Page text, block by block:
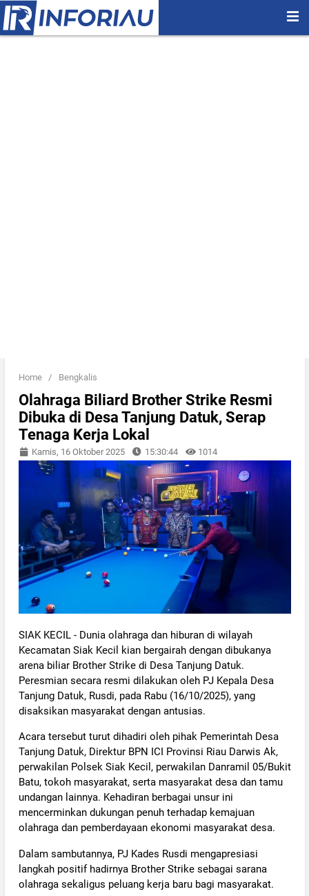
Home / Bengkalis
Olahraga Biliard Brother Strike Resmi
Dibuka di Desa Tanjung Datuk, Serap
Tenaga Kerja Lokal
Kamis, 16 Oktober 2025 15:30:44 1014
SIAK KECIL - Dunia olahraga dan hiburan di wilayah
Kecamatan Siak Kecil kian bergairah dengan dibukanya
arena biliar Brother Strike di Desa Tanjung Datuk.
Peresmian secara resmi dilakukan oleh PJ Kepala Desa
Tanjung Datuk, Rusdi, pada Rabu (16/10/2025), yang
disaksikan masyarakat dengan antusias.
Acara tersebut turut dihadiri oleh pihak Pemerintah Desa
Tanjung Datuk, Direktur BPN ICI Provinsi Riau Darwis Ak,
perwakilan Polsek Siak Kecil, perwakilan Danramil 05/Bukit
Batu, tokoh masyarakat, serta masyarakat desa dan tamu
undangan lainnya. Kehadiran berbagai unsur ini
mencerminkan dukungan penuh terhadap kemajuan
olahraga dan pemberdayaan ekonomi masyarakat desa.
Dalam sambutannya, PJ Kades Rusdi mengapresiasi
langkah positif hadirnya Brother Strike sebagai sarana
olahraga sekaligus peluang kerja baru bagi masyarakat.